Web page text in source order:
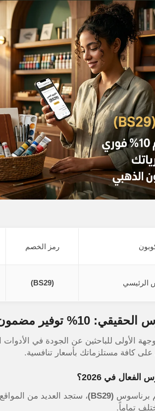
رمز الخصم
الرئيسي (BS29)
على كافة المشتريات
الأولى للباحثين عن الجودة في الأدوات
كافة مستلزماتك بأسعار تنافسية.
في 2026؟
برناسوس (BS29)